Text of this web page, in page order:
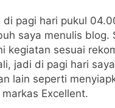
pagi hari pukul
saya menulis blog.
kegiatan sesuai
jadi di pagi hari
lain seperti
Excellent.